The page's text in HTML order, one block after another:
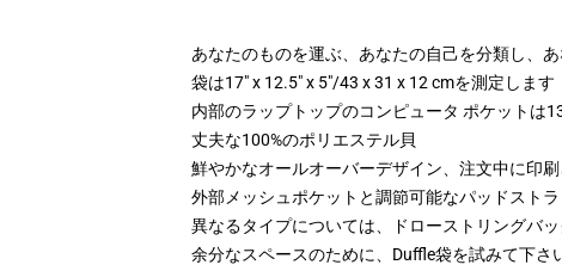
あなたのものを運ぶ、あなたの自己を分類し、
袋は17" x 12.5" x 5"/43 x 31 x 12 cmを測定します
内部のラップトップのコンピュータ ポケットは
丈夫な100%のポリエステル貝
鮮やかなオールオーバーデザイン、注文中に印
外部メッシュポケットと調節可能なパッドスト
異なるタイプについては、ドローストリングバ
余分なスペースのために、Duffle袋を試みて下さ